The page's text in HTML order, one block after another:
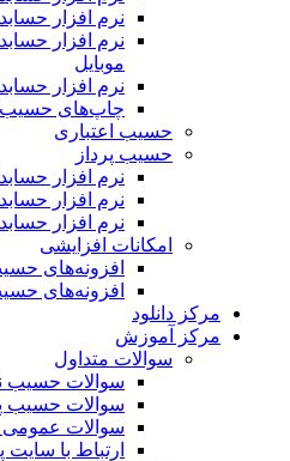
نرم افزار
نرم افزار
موبایل
نرم افزار
چاپ‌های
حسیب اعتباری
حسیب پرداز
نرم افزار
نرم افزار
نرم افزار
امکانات افزایشی
افزونه‌های
افزونه‌های
مرکز دانلود
مرکز آموزش
سوالات متداول
سوالات حسیب
سوالات حسیب
سوالات عمومی /
ارتباط با